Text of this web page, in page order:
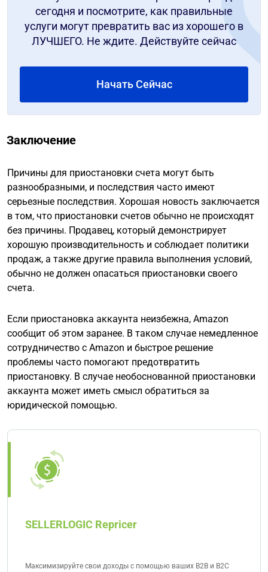
сегодня и посмотрите, как правильные
услуги могут превратить вас из хорошего в
ЛУЧШЕГО. Не ждите. Действуйте сейчас
Начать Сейчас
Заключение
Причины для приостановки счета могут быть
разнообразными, и последствия часто имеют
серьезные последствия. Хорошая новость заключается
в том, что приостановки счетов обычно не происходят
без причины. Продавец, который демонстрирует
хорошую производительность и соблюдает политики
продаж, а также другие правила выполнения условий,
обычно не должен опасаться приостановки своего
счета.
Если приостановка аккаунта неизбежна, Amazon
сообщит об этом заранее. В таком случае немедленное
сотрудничество с Amazon и быстрое решение
проблемы часто помогают предотвратить
приостановку. В случае необоснованной приостановки
аккаунта может иметь смысл обратиться за
юридической помощью.
SELLERLOGIC Repricer
Максимизируйте свои доходы с помощью ваших B2B и B2C